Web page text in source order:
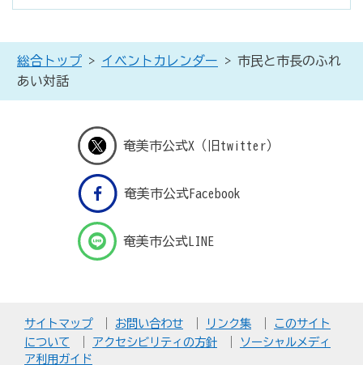
総合トップ > イベントカレンダー > 市民と市長のふれ
あい対話
奄美市公式X（旧twitter）
奄美市公式Facebook
奄美市公式LINE
サイトマップ お問い合わせ リンク集
このサイト
について
アクセシビリティの方針
ソーシャルメディ
ア利用ガイド